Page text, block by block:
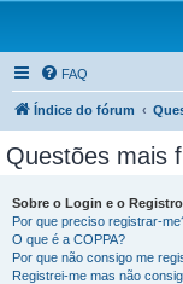
FAQ
Índice do fórum
Questões mais
Sobre o Login e o Registro
Por que preciso registrar-
O que é a COPPA?
Por que não consigo me
Registrei-me mas não